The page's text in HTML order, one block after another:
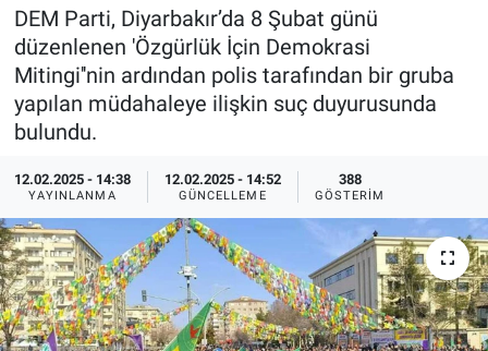
DEM Parti, Diyarbakır’da 8 Şubat günü
düzenlenen 'Özgürlük İçin Demokrasi
Mitingi''nin ardından polis tarafından bir gruba
yapılan müdahaleye ilişkin suç duyurusunda
bulundu.
12.02.2025 - 14:38
YAYINLANMA
12.02.2025 - 14:52
GÜNCELLEME
388
GÖSTERIM
Dünya
Ege Saati
Ege'den Esintiler
Eğitim
Eğlence
Ekonomi
Spor
Yayın Akışı
İletişim
Son Dakika Haberleri
Haber Arşivi